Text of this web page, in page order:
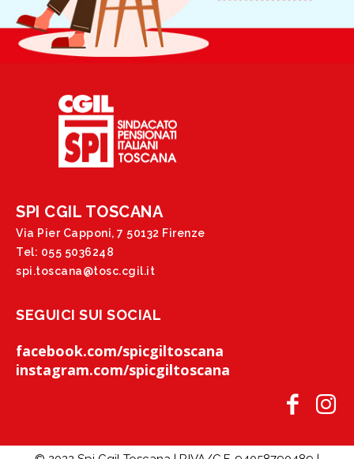
SPI CGIL TOSCANA
Via Pier Capponi, 7 50132 Firenze
Tel: 055 5036248
spi.toscana@tosc.cgil.it
SEGUICI SUI SOCIAL
facebook.com/spicgiltoscana
instagram.com/spicgiltoscana